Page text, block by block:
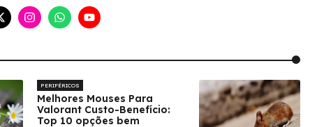
PERIFÉRICOS
Melhores Mouses Para
Valorant Custo-Benefício:
Top 10 opções bem